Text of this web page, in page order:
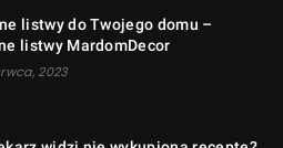
listwy do Twojego domu –
listwy MardomDecor
2023